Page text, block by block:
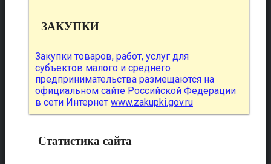
ЗАКУПКИ
Закупки товаров, работ, услуг для
субъектов малого и среднего
предпринимательства размещаются на
официальном сайте Российской Федерации
в сети Интернет www.zakupki.gov.ru
Статистика сайта